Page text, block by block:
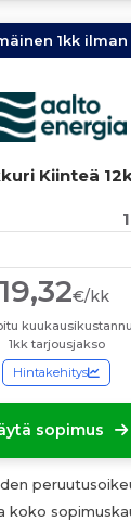
1kk
Kiinteä
19,32€/kk
1kk tarjousjakso
Hintakehitys
sopimus
koko